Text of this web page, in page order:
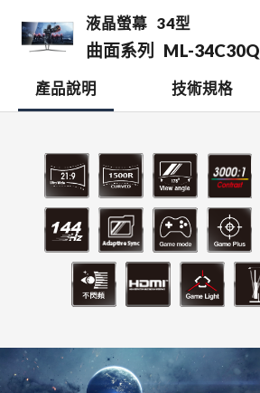
液晶螢幕 34型
曲面系列 ML-34C30Q
產品說明 技術規格